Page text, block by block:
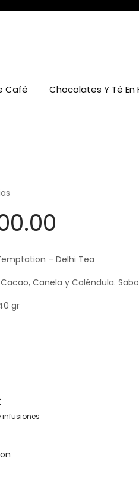
Café Chocolates Y Té En
– Delhi Tea
Canela y Caléndula.
gr
infusiones